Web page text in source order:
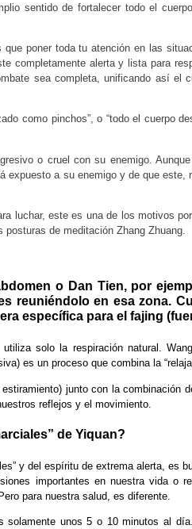
sentido de fortalecer todo el
poner toda tu atención en las
completamente alerta y lista para
sea completa, unificando así el
como pinchos”, o “todo el cuerpo
o cruel con su enemigo.
expuesto a su enemigo y de que este,
luchar, este es una de los motivos
de meditación Zhang Zhuang.
o Dan Tien, por
reuniéndolo en esa zona.
específica para el fajing
solo la respiración natural.
es un proceso que combina la
junto con la combinación
reflejos y el movimiento.
de Yiquan?
y del espíritu de extrema alerta, es
importantes en nuestra vida o
para nuestra salud, es diferente.
solamente unos 5 o 10 minutos al